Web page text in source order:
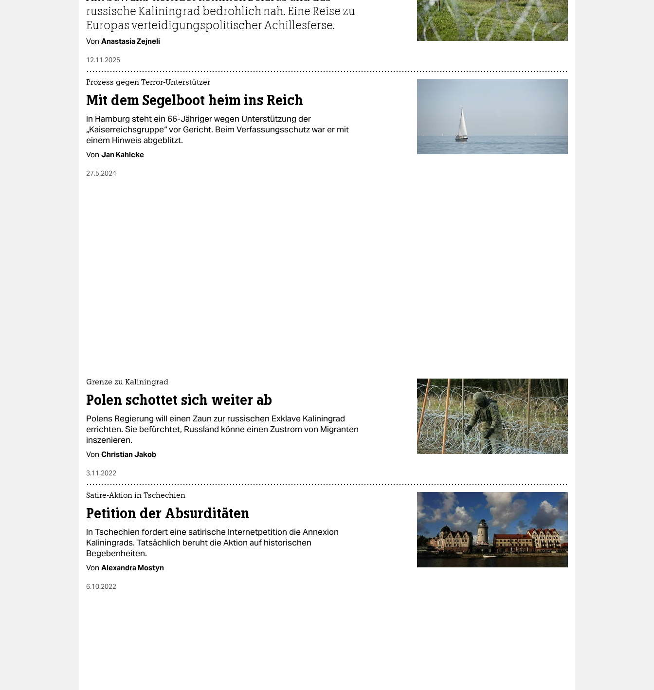
epaper login
russische Kaliningrad bedrohlich nah. Eine Reise zu
Europas verteidigungspolitischer Achillesferse.
Von Anastasia Zejneli
12.11.2025
Prozess gegen Terror-Unterstützer
Mit dem Segelboot heim ins Reich
In Hamburg steht ein 66-Jähriger wegen Unterstützung der
„Kaiserreichsgruppe“ vor Gericht. Beim Verfassungsschutz war er mit
einem Hinweis abgeblitzt.
Von Jan Kahlcke
27.5.2024
Grenze zu Kaliningrad
Polen schottet sich weiter ab
Polens Regierung will einen Zaun zur russischen Exklave Kaliningrad
errichten. Sie befürchtet, Russland könne einen Zustrom von Migranten
inszenieren.
Von Christian Jakob
3.11.2022
Satire-Aktion in Tschechien
Petition der Absurditäten
In Tschechien fordert eine satirische Internetpetition die Annexion
Kaliningrads. Tatsächlich beruht die Aktion auf historischen
Begebenheiten.
Von Alexandra Mostyn
6.10.2022